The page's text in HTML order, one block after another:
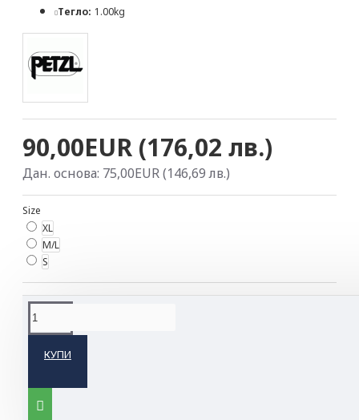
90,00EUR (176,02 лв.)
Дан. основа: 75,00EUR (146,69 лв.)
Тегло: 1.00kg
Size
XL
M/L
S
КУПИ
ОПИСАНИЕ НА ПРОДУКТА
Седалката ALTITUDE е предназначена за